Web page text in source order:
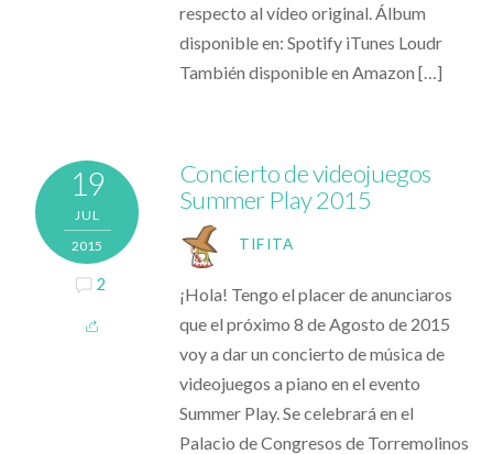
respecto al vídeo original. Álbum
disponible en: Spotify iTunes Loudr
También disponible en Amazon […]
19
JUL
2015
2
Concierto de videojuegos
Summer Play 2015
TIFITA
¡Hola! Tengo el placer de anunciaros
que el próximo 8 de Agosto de 2015
voy a dar un concierto de música de
videojuegos a piano en el evento
Summer Play. Se celebrará en el
Palacio de Congresos de Torremolinos